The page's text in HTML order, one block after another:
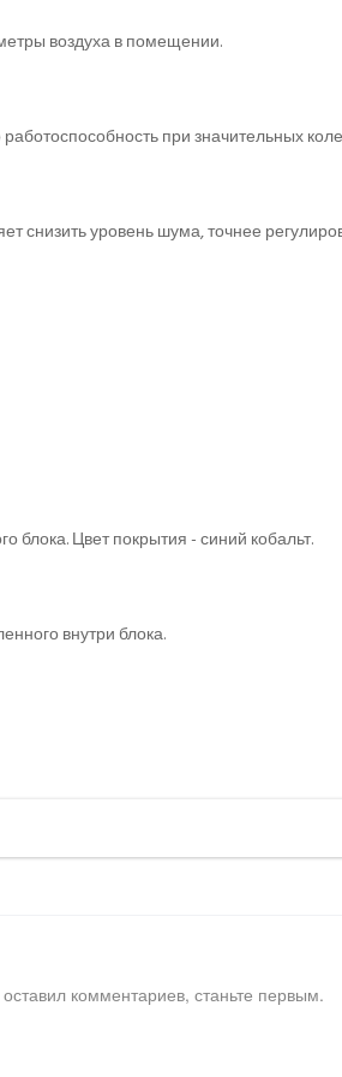
воздуха в помещении.
при значительных
снизить уровень шума, точнее
блока. Цвет покрытия - синий кобальт.
внутри блока.
комментариев, станьте первым.